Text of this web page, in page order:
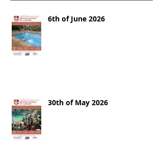
6th of June 2026
30th of May 2026